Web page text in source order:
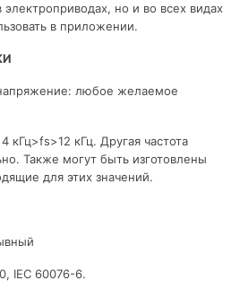
электроприводах, но и во всех видах
в приложении.
любое желаемое
кГц>fs>12 кГц. Другая частота
Также могут быть изготовлены
для этих значений.
IEC 60076-6.